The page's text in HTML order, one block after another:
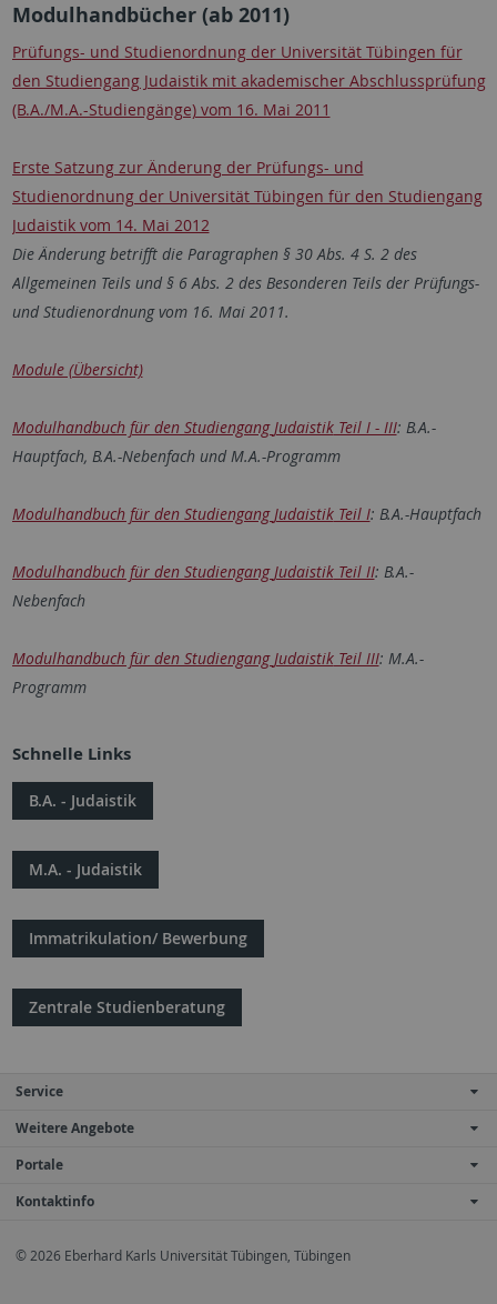
Modulhandbücher (ab 2011)
Prüfungs- und Studienordnung der Universität Tübingen für
den Studiengang Judaistik mit akademischer Abschlussprüfung
(B.A./M.A.-Studiengänge) vom 16. Mai 2011
Erste Satzung zur Änderung der Prüfungs- und
Studienordnung der Universität Tübingen für den Studiengang
Judaistik vom 14. Mai 2012
Die Änderung betrifft die Paragraphen § 30 Abs. 4 S. 2 des
Allgemeinen Teils und § 6 Abs. 2 des Besonderen Teils der Prüfungs-
und Studienordnung vom 16. Mai 2011.
Module (Übersicht)
Modulhandbuch für den StudiengangJudaistikTeil I - III: B.A.-
Hauptfach, B.A.-Nebenfach und M.A.-Programm
Modulhandbuch für den StudiengangJudaistikTeil I: B.A.-Hauptfach
Modulhandbuch für den StudiengangJudaistikTeil II: B.A.-
Nebenfach
Modulhandbuch für den StudiengangJudaistikTeil III: M.A.-
Programm
Schnelle Links
B.A. - Judaistik
M.A. - Judaistik
Immatrikulation/ Bewerbung
Zentrale Studienberatung
Service
Weitere Angebote
Portale
Kontaktinfo
© 2026 Eberhard Karls Universität Tübingen, Tübingen